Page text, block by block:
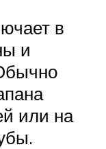
в
и
или на